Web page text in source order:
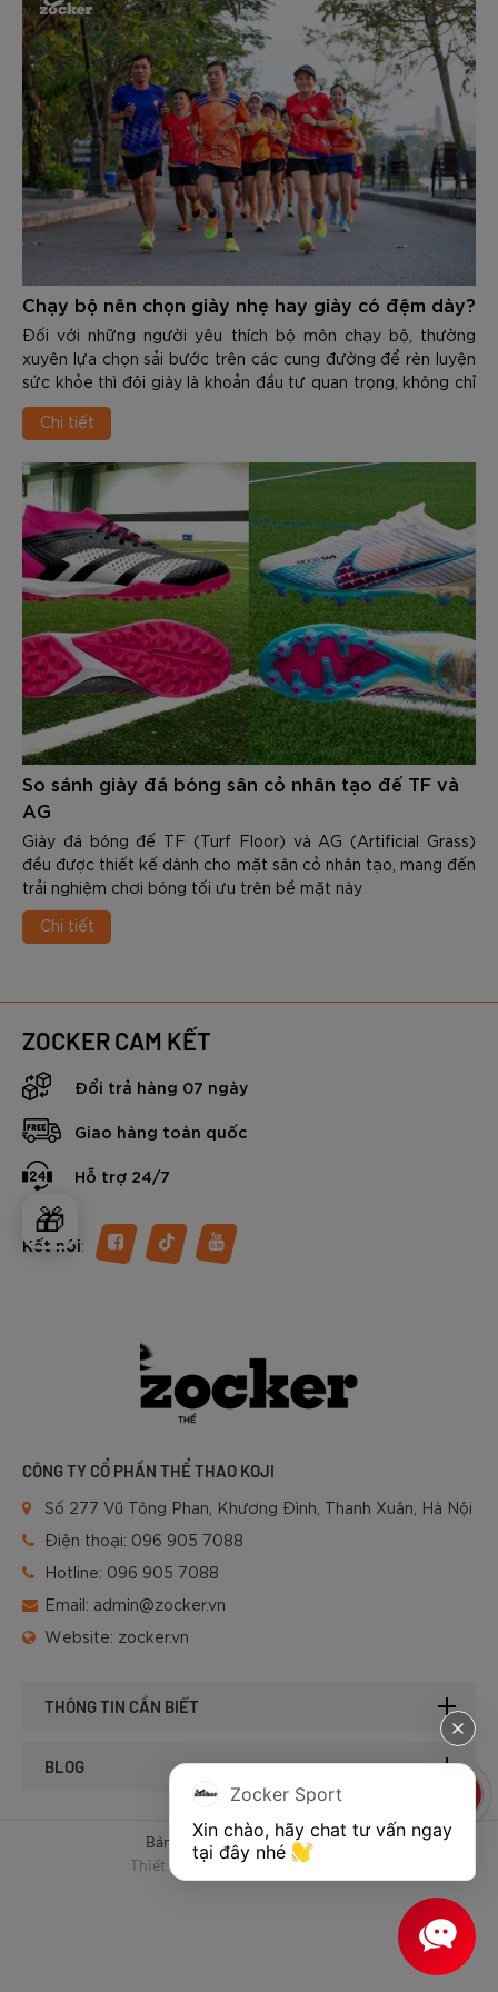
🎁
gan chân, đau cẳng chân, viêm khớp…
Chạy bộ nên chọn giày nhẹ hay giày có đệm dày?
Đối với những người yêu thích bộ môn chạy bộ, thường
xuyên lựa chọn sải bước trên các cung đường để rèn luyện
sức khỏe thì đôi giày là khoản đầu tư quan trọng, không chỉ
giúp cải thiện thành tích mà còn phòng tránh những chấn
thương dai dẳng. Đứng trước kệ giày của các thương hiệu,
để chọn được sản phẩm phù hợp.
Chi tiết
So sánh giày đá bóng sân cỏ nhân tạo đế TF và
AG
Giày đá bóng đế TF (Turf Floor) và AG (Artificial Grass)
đều được thiết kế dành cho mặt sân cỏ nhân tạo, mang đến
trải nghiệm chơi bóng tối ưu trên bề mặt này
Chi tiết
ZOCKER CAM KẾT
Đổi trả hàng 07 ngày
Giao hàng toàn quốc
Hỗ trợ 24/7
Kết nối:
CÔNG TY CỔ PHẦN THỂ THAO KOJI
Số 277 Vũ Tông Phan, Khương Đình, Thanh Xuân, Hà Nội
Điện thoại: 096 905 7088
Hotline: 096 905 7088
Email: admin@zocker.vn
Website: zocker.vn
THÔNG TIN CẦN BIẾT
BLOG
Bản quyền © 2025 của Zocker.
Thiết kế website & SEO - Tất Thành
Zocker Sport
Xin chào, hãy chat tư vấn ngay
tại đây nhé